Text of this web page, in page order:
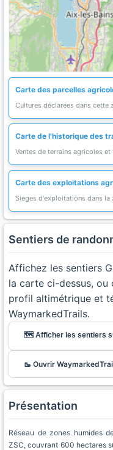
Carte des parcelles
Cultures déclarées dans cette
Carte de l'historique des
Ventes de terrains agricoles
Carte des exploitations
Sieges d'exploitations dans la
Sentiers de
Affichez les sentiers
la carte ci-dessus, ou
profil altimétrique et
WaymarkedTrails.
🗺️ Afficher les sentiers
🥾 Ouvrir
Présentation
Réseau de zones humides
ZSC, couvrant 600 hectares